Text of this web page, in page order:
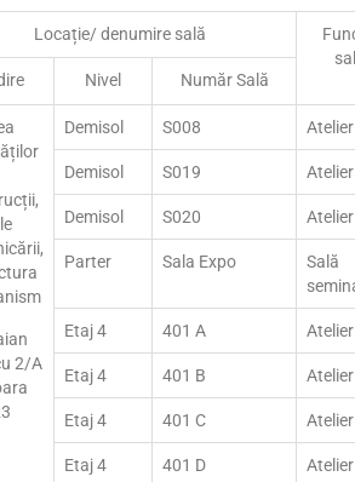
Locație/ denumire sală
Nivel Număr Sală
2/A
Demisol S008 Atelier
Demisol S019 Atelier
Demisol S020 Atelier
Parter Sala Expo
Sală
Etaj 4 401 A Atelier
Etaj 4 401 B Atelier
Etaj 4 401 C Atelier
Etaj 4 401 D Atelier